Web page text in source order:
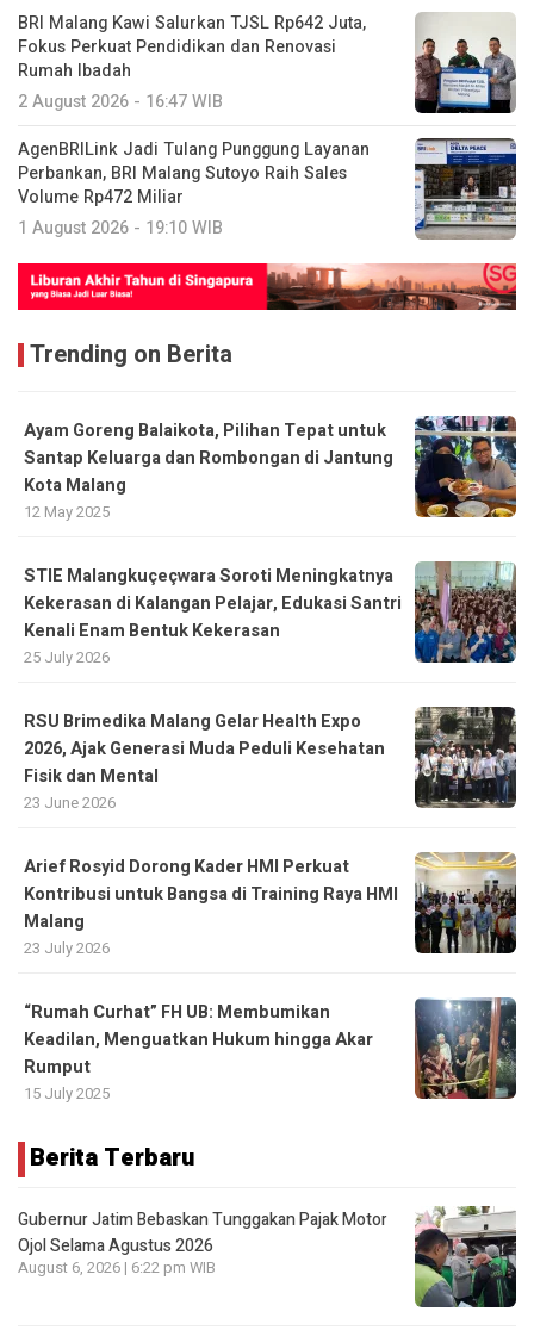
BRI Malang Kawi Salurkan TJSL Rp642 Juta,
Fokus Perkuat Pendidikan dan Renovasi
Rumah Ibadah
2 August 2026 - 16:47 WIB
AgenBRILink Jadi Tulang Punggung Layanan
Perbankan, BRI Malang Sutoyo Raih Sales
Volume Rp472 Miliar
1 August 2026 - 19:10 WIB
Trending on Berita
Ayam Goreng Balaikota, Pilihan Tepat untuk
Santap Keluarga dan Rombongan di Jantung
Kota Malang
12 May 2025
STIE Malangkuçeçwara Soroti Meningkatnya
Kekerasan di Kalangan Pelajar, Edukasi Santri
Kenali Enam Bentuk Kekerasan
25 July 2026
RSU Brimedika Malang Gelar Health Expo
2026, Ajak Generasi Muda Peduli Kesehatan
Fisik dan Mental
23 June 2026
Arief Rosyid Dorong Kader HMI Perkuat
Kontribusi untuk Bangsa di Training Raya HMI
Malang
23 July 2026
“Rumah Curhat” FH UB: Membumikan
Keadilan, Menguatkan Hukum hingga Akar
Rumput
15 July 2025
Berita Terbaru
Gubernur Jatim Bebaskan Tunggakan Pajak Motor
Ojol Selama Agustus 2026
August 6, 2026 | 6:22 pm WIB